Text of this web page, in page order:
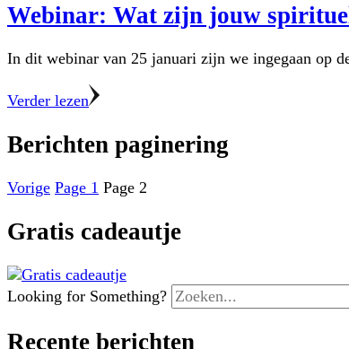
Webinar: Wat zijn jouw
In dit webinar van 25 januari zijn we ingegaan op
Verder lezen
Berichten paginering
Vorige Page 1 Page 2
Gratis cadeautje
Looking for Something?
Recente berichten